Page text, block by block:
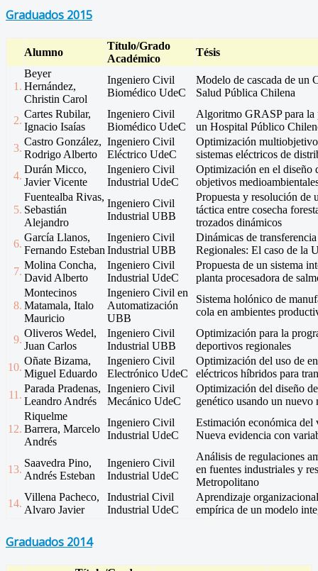
Graduados 2015
Alumno
Título/Grado
Académico
Tésis
1.
Beyer
Hernández,
Christin Carol
Ingeniero Civil
Biomédico UdeC
Modelo de cascada de un
Salud Pública Chilena
2.
Cartes Rubilar,
Ignacio Isaías
Ingeniero Civil
Biomédico UdeC
Algoritmo GRASP para la
un Hospital Público
3.
Castro González,
Rodrigo Alberto
Ingeniero Civil
Eléctrico UdeC
Optimización
sistemas eléctricos de
4.
Durán Micco,
Javier Vicente
Ingeniero Civil
Industrial UdeC
Optimización en el diseño
objetivos
5.
Fuentealba Rivas,
Sebastián
Alejandro
Ingeniero Civil
Industrial UBB
Propuesta y resolución de
táctica entre cosecha
trozados dinámicos
6.
García Llanos,
Fernando Esteban
Ingeniero Civil
Industrial UBB
Dinámicas de
Regionales: El caso de la
7.
Molina Concha,
David Alberto
Ingeniero Civil
Industrial UdeC
Propuesta de un sistema
planta procesadora de
8.
Montecinos
Matamala, Italo
Mauricio
Ingeniero Civil en
Automatización
UBB
Sistema holónico de
cola en ambientes
9.
Oliveros Wedel,
Juan Carlos
Ingeniero Civil
Industrial UBB
Optimización para la
deportivos regionales
10.
Oñate Bizama,
Miguel Eduardo
Ingeniero Civil
Electrónico UdeC
Optimización del uso de
eléctricos híbridos para
11.
Parada Pradenas,
Leandro Andrés
Ingeniero Civil
Mecánico UdeC
Optimización del diseño
genético usando un nuevo
12.
Riquelme
Barrera, Marcelo
Andrés
Ingeniero Civil
Industrial UdeC
Estimación económica del
Nueva evidencia con
13.
Saavedra Pino,
Andrés Esteban
Ingeniero Civil
Industrial UdeC
Análisis de regulaciones
en fuentes industriales y
Metropolitano
14.
Villena Pacheco,
Alvaro Javier
Industrial Civil
Industrial UdeC
Aprendizaje
empírica de un modelo
Graduados 2014